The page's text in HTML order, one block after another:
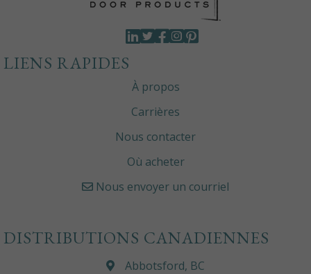
LIENS RAPIDES
À propos
Carrières
Nous contacter
Où acheter
Nous envoyer un courriel
DISTRIBUTIONS CANADIENNES
Abbotsford, BC